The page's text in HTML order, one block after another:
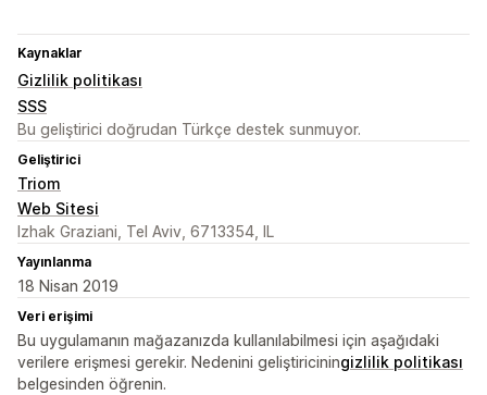
Kaynaklar
Gizlilik politikası
SSS
Bu geliştirici doğrudan Türkçe destek sunmuyor.
Geliştirici
Triom
Web Sitesi
Izhak Graziani, Tel Aviv, 6713354, IL
Yayınlanma
18 Nisan 2019
Veri erişimi
Bu uygulamanın mağazanızda kullanılabilmesi için aşağıdaki
verilere erişmesi gerekir. Nedenini geliştiriciningizlilik politikası
belgesinden öğrenin.